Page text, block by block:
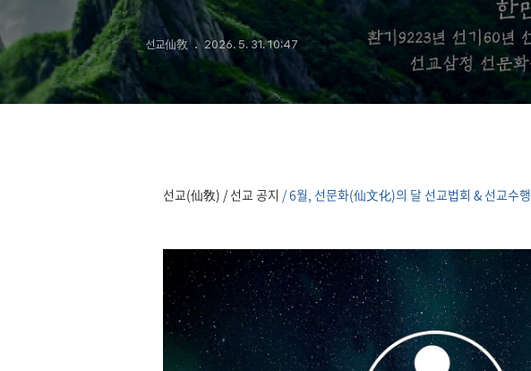
수행
선교仙敎 2026. 5. 31. 10:47
선교(仙敎) / 선교 공지 / 6월, 선문화(仙文化)의 달 선교법회 & 선교수행